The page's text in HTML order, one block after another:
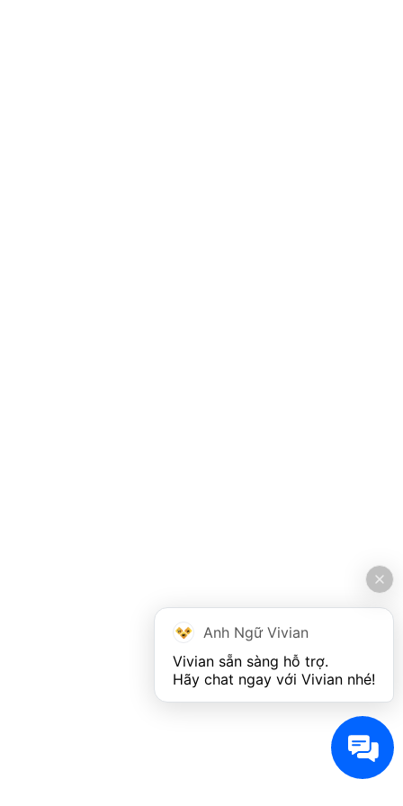
Anh Ngữ Vivian
Vivian sẵn sàng hỗ trợ.
Hãy chat ngay với Vivian nhé!